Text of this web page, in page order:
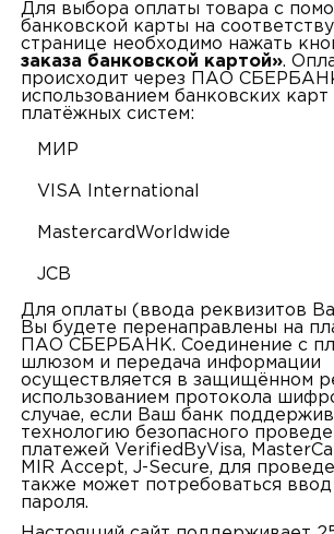
Для выбора оплаты товара с
банковской карты на
странице необходимо нажать
заказа банковской картой».
происходит через ПАО
использованием банковских
платёжных систем:
МИР
VISA International
MastercardWorldwide
JCB
Для оплаты (ввода реквизитов
Вы будете перенаправлены на
ПАО СБЕРБАНК. Соединение с
шлюзом и передача информации
осуществляется в защищённом
использованием протокола
случае, если Ваш банк
технологию безопасного
платежей VerifiedByVisa,
MIR Accept, J-Secure, для
также может потребоваться ввод
пароля.